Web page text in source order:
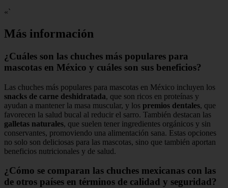
«`
Más información
¿Cuáles son las chuches más populares para
mascotas en México y cuáles son sus beneficios?
Las chuches más populares para mascotas en México incluyen los
snacks de carne deshidratada, que son ricos en proteínas y
ayudan a mantener la masa muscular, y los premios dentales, que
favorecen la salud bucal al reducir el sarro. También destacan las
galletas naturales, que suelen tener ingredientes orgánicos y sin
conservantes, promoviendo una alimentación sana. Estas opciones
no solo son deliciosas para las mascotas, sino que también aportan
beneficios nutricionales y de salud.
¿Cómo se comparan las chuches mexicanas con las
de otros países en términos de calidad y seguridad?